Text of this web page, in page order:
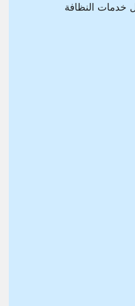
خدمات النظافة